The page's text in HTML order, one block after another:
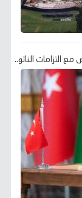
مع التزامات الناتو..